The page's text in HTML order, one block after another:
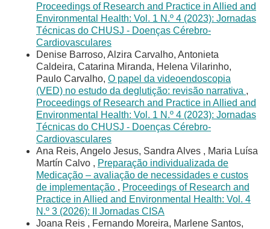
Proceedings of Research and Practice in Allied and
Environmental Health: Vol. 1 N.º 4 (2023): Jornadas
Técnicas do CHUSJ - Doenças Cérebro-
Cardiovasculares
Denise Barroso, Alzira Carvalho, Antonieta
Caldeira, Catarina Miranda, Helena Vilarinho,
Paulo Carvalho, O papel da videoendoscopia
(VED) no estudo da deglutição: revisão narrativa ,
Proceedings of Research and Practice in Allied and
Environmental Health: Vol. 1 N.º 4 (2023): Jornadas
Técnicas do CHUSJ - Doenças Cérebro-
Cardiovasculares
Ana Reis, Angelo Jesus, Sandra Alves , Maria Luísa
Martín Calvo , Preparação individualizada de
Medicação – avaliação de necessidades e custos
de implementação , Proceedings of Research and
Practice in Allied and Environmental Health: Vol. 4
N.º 3 (2026): II Jornadas CISA
Joana Reis , Fernando Moreira, Marlene Santos,